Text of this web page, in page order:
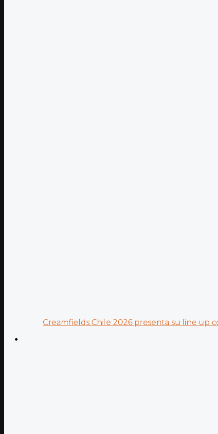
Creamfields Chile 2026 presenta su line up